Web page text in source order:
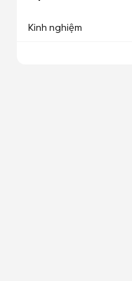
Kinh nghiệm